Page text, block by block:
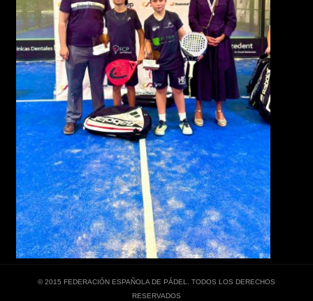
© 2015 FEDERACIÓN ESPAÑOLA DE PÁDEL. TODOS LOS DERECHOS
RESERVADOS